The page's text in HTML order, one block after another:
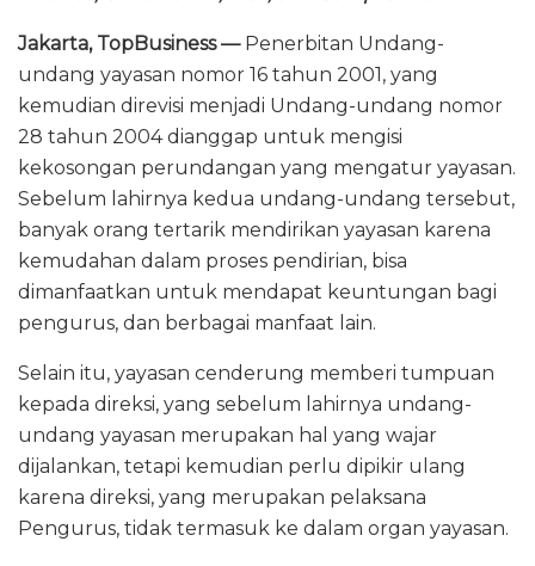
b
o
o
k
r
A
p
p
g
ra
m
a
d
s
t
Jakarta, TopBusiness —Penerbitan Undang-
undang yayasan nomor 16 tahun 2001, yang
kemudian direvisi menjadi Undang-undang nomor
28 tahun 2004 dianggap untuk mengisi
kekosongan perundangan yang mengatur yayasan.
Sebelum lahirnya kedua undang-undang tersebut,
banyak orang tertarik mendirikan yayasan karena
kemudahan dalam proses pendirian, bisa
dimanfaatkan untuk mendapat keuntungan bagi
pengurus, dan berbagai manfaat lain.
Selain itu, yayasan cenderung memberi tumpuan
kepada direksi, yang sebelum lahirnya undang-
undang yayasan merupakan hal yang wajar
dijalankan, tetapi kemudian perlu dipikir ulang
karena direksi, yang merupakan pelaksana
Pengurus, tidak termasuk ke dalam organ yayasan.